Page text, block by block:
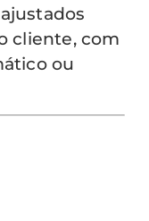
cliente, com
ou